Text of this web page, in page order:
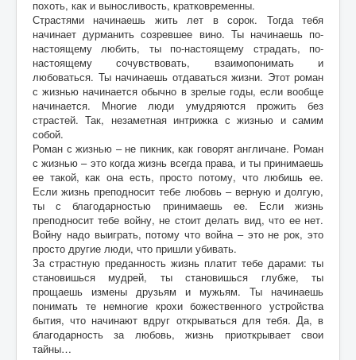
похоть, как и выносливость, кратковременны.
Страстями начинаешь жить лет в сорок. Тогда тебя
начинает дурманить созревшее вино. Ты начинаешь по-
настоящему любить, ты по-настоящему страдать, по-
настоящему сочувствовать, взаимопонимать и
любоваться. Ты начинаешь отдаваться жизни. Этот роман
с жизнью начинается обычно в зрелые годы, если вообще
начинается. Многие люди умудряются прожить без
страстей. Так, незаметная интрижка с жизнью и самим
собой.
Роман с жизнью – не пикник, как говорят англичане. Роман
с жизнью – это когда жизнь всегда права, и ты принимаешь
ее такой, как она есть, просто потому, что любишь ее.
Если жизнь преподносит тебе любовь – верную и долгую,
ты с благодарностью принимаешь ее. Если жизнь
преподносит тебе войну, не стоит делать вид, что ее нет.
Войну надо выиграть, потому что война – это не рок, это
просто другие люди, что пришли убивать.
За страстную преданность жизнь платит тебе дарами: ты
становишься мудрей, ты становишься глубже, ты
прощаешь измены друзьям и мужьям. Ты начинаешь
понимать те немногие крохи божественного устройства
бытия, что начинают вдруг открываться для тебя. Да, в
благодарность за любовь, жизнь приоткрывает свои
тайны…